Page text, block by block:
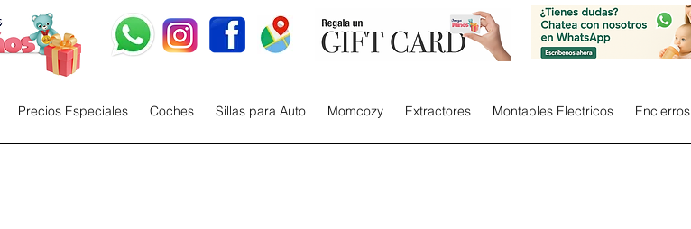
Precios Especiales Coches Sillas para Auto Momcozy Extractores Montables Electricos Encierros